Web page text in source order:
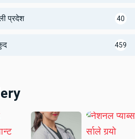
प्रदेश 40
459